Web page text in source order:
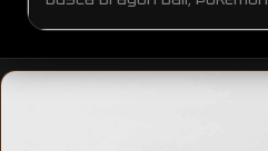
Inicio Productos etiquetados